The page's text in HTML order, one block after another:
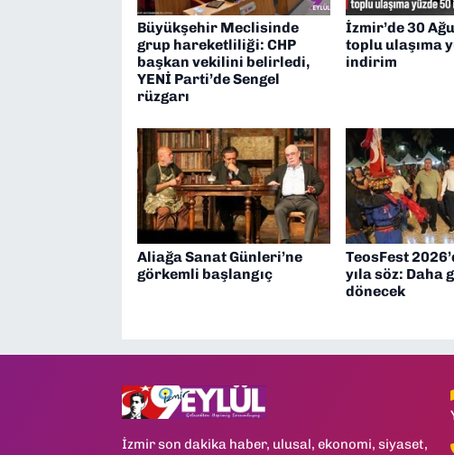
Büyükşehir Meclisinde
grup hareketliliği: CHP
başkan vekilini belirledi,
YENİ Parti’de Sengel
rüzgarı
İzmir’de 30
toplu ulaşıma
indirim
Aliağa Sanat Günleri’ne
görkemli başlangıç
TeosFest
yıla söz: Daha
dönecek
İzmir son dakika haber, ulusal, ekonomi, siyaset,